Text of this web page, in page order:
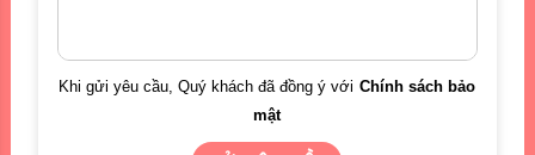
Khi gửi yêu cầu, Quý khách đã đồng ý với Chính sách bảo
mật